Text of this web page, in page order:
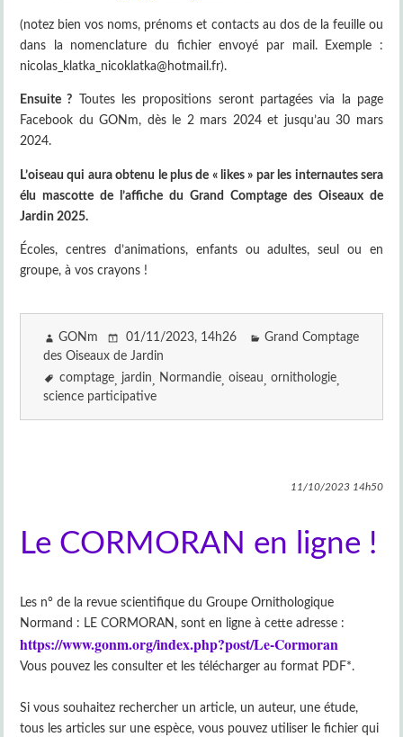
(notez bien vos noms, prénoms et contacts au dos de la feuille ou
dans la nomenclature du fichier envoyé par mail. Exemple :
nicolas_klatka_nicoklatka@hotmail.fr).
Ensuite ? Toutes les propositions seront partagées via la page
Facebook du GONm, dès le 2 mars 2024 et jusqu’au 30 mars
2024.
L’oiseau qui aura obtenu le plus de « likes » par les internautes sera
élu mascotte de l’affiche du Grand Comptage des Oiseaux de
Jardin 2025.
Écoles, centres d’animations, enfants ou adultes, seul ou en
groupe, à vos crayons !
GONm 01/11/2023, 14h26
Grand Comptage
des Oiseaux de Jardin
comptage jardin Normandie oiseau
ornithologie
science participative
11/10/202314h50
Le CORMORAN en ligne !
Les n° de la revue scientifique du Groupe Ornithologique
Normand : LE CORMORAN, sont en ligne à cette adresse :
https://www.gonm.org/index.php?post/Le-Cormoran
Vous pouvez les consulter et les télécharger au format PDF*.
Si vous souhaitez rechercher un article, un auteur, une étude,
tous les articles sur une espèce, vous pouvez utiliser le fichier qui